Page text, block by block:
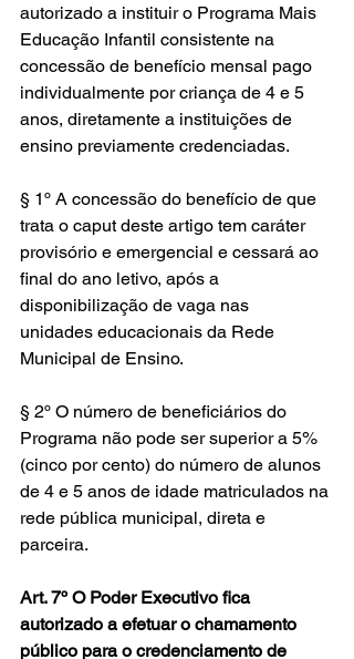
autorizado a instituir o Programa Mais
Educação Infantil consistente na
concessão de benefício mensal pago
individualmente por criança de 4 e 5
anos, diretamente a instituições de
ensino previamente credenciadas.
§ 1º A concessão do benefício de que
trata o caput deste artigo tem caráter
provisório e emergencial e cessará ao
final do ano letivo, após a
disponibilização de vaga nas
unidades educacionais da Rede
Municipal de Ensino.
§ 2º O número de beneficiários do
Programa não pode ser superior a 5%
(cinco por cento) do número de alunos
de 4 e 5 anos de idade matriculados na
rede pública municipal, direta e
parceira.
Art. 7º O Poder Executivo fica
autorizado a efetuar o chamamento
público para o credenciamento de